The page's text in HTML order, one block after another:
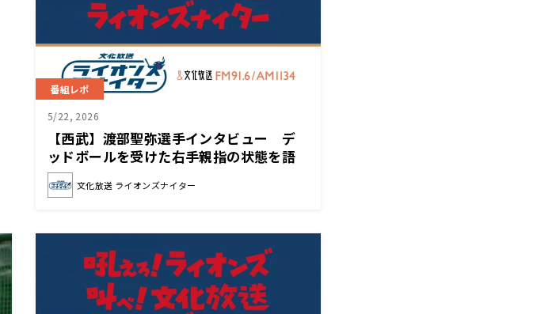
番組レポ
5/22, 2026
【西武】渡部聖弥選手インタビュー デ
ッドボールを受けた右手親指の状態を語
る
文化放送 ライオンズナイター